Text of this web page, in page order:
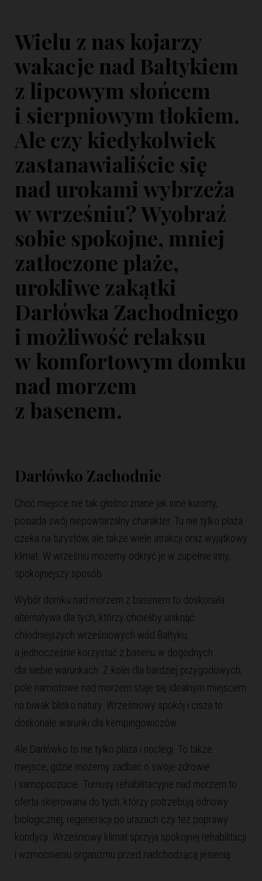
Wielu z nas kojarzy
wakacje nad Bałtykiem
z lipcowym słońcem
i sierpniowym tłokiem.
Ale czy kiedykolwiek
zastanawialiście się
nad urokami wybrzeża
w wrześniu? Wyobraź
sobie spokojne, mniej
zatłoczone plaże,
urokliwe zakątki
Darłówka Zachodniego
i możliwość relaksu
w komfortowym domku
nad morzem
z basenem.
Darłówko Zachodnie
Choć miejsce nie tak głośno znane jak inne kurorty,
posiada swój niepowtarzalny charakter. Tu nie tylko plaża
czeka na turystów, ale także wiele atrakcji oraz wyjątkowy
klimat. W wrześniu możemy odkryć je w zupełnie inny,
spokojniejszy sposób.
Wybór domku nad morzem z basenem to doskonała
alternatywa dla tych, którzy chcieliby uniknąć
chłodniejszych wrześniowych wód Bałtyku,
a jednocześnie korzystać z basenu w dogodnych
dla siebie warunkach. Z kolei dla bardziej przygodowych,
pole namiotowe nad morzem staje się idealnym miejscem
na biwak blisko natury. Wrześniowy spokój i cisza to
doskonałe warunki dla kempingowiczów.
Ale Darłówko to nie tylko plaża i noclegi. To także
miejsce, gdzie możemy zadbać o swoje zdrowie
i samopoczucie. Turnusy rehabilitacyjne nad morzem to
oferta skierowana do tych, którzy potrzebują odnowy
biologicznej, regeneracji po urazach czy też poprawy
kondycji. Wrześniowy klimat sprzyja spokojnej rehabilitacji
i wzmocnieniu organizmu przed nadchodzącą jesienią.